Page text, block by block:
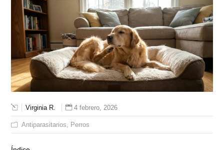
Virginia R. 4 febrero, 2026
Antiparasitarios Perros